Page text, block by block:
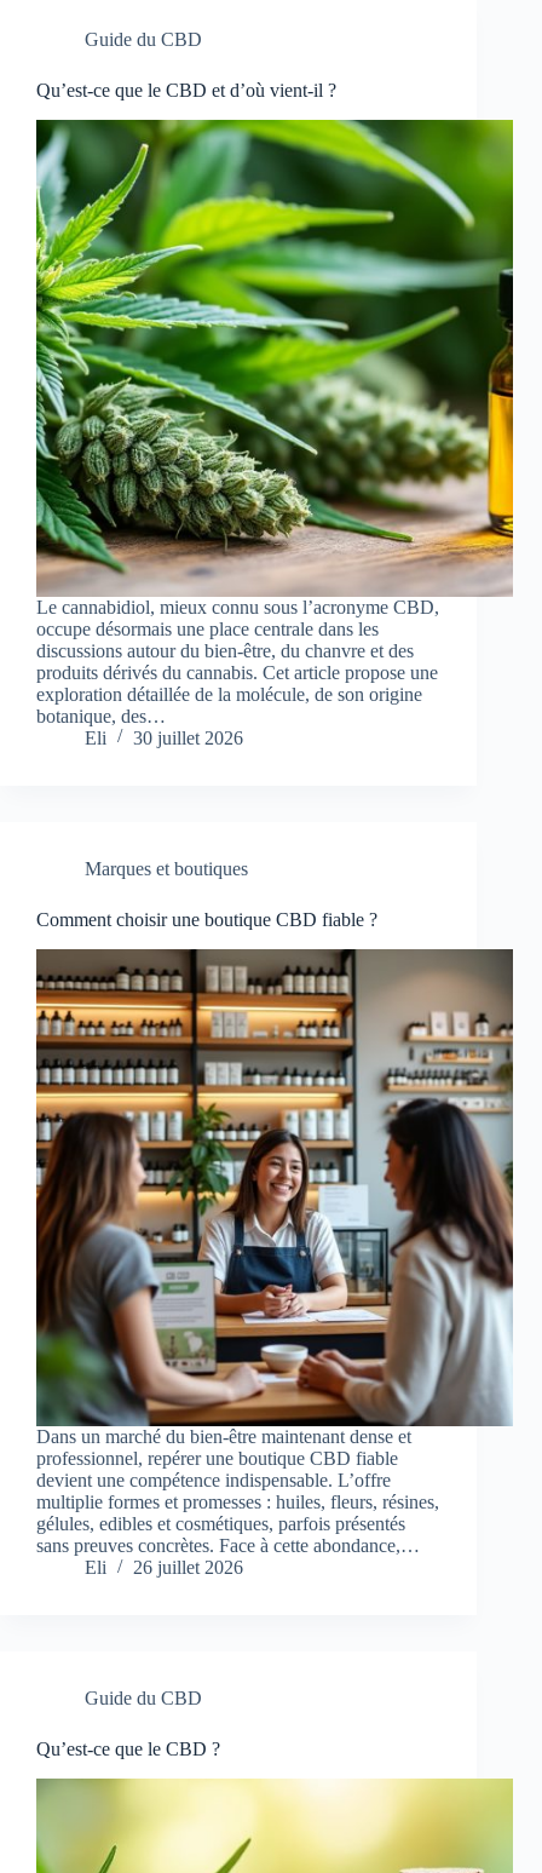
Guide du CBD
Qu’est-ce que le CBD et d’où vient-il ?
Le cannabidiol, mieux connu sous l’acronyme CBD,
occupe désormais une place centrale dans les
discussions autour du bien-être, du chanvre et des
produits dérivés du cannabis. Cet article propose une
exploration détaillée de la molécule, de son origine
botanique, des…
Eli
30 juillet 2026
Marques et boutiques
Comment choisir une boutique CBD fiable ?
Dans un marché du bien-être maintenant dense et
professionnel, repérer une boutique CBD fiable
devient une compétence indispensable. L’offre
multiplie formes et promesses : huiles, fleurs, résines,
gélules, edibles et cosmétiques, parfois présentés
sans preuves concrètes. Face à cette abondance,…
Eli
26 juillet 2026
Guide du CBD
Qu’est-ce que le CBD ?